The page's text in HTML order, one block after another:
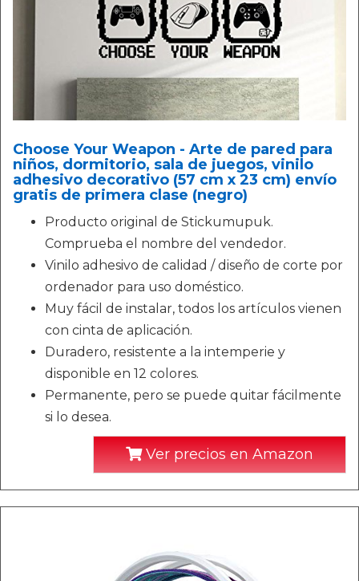
Choose Your Weapon - Arte de pared para
niños, dormitorio, sala de juegos, vinilo
adhesivo decorativo (57 cm x 23 cm) envío
gratis de primera clase (negro)
Producto original de Stickumupuk.
Comprueba el nombre del vendedor.
Vinilo adhesivo de calidad / diseño de corte por
ordenador para uso doméstico.
Muy fácil de instalar, todos los artículos vienen
con cinta de aplicación.
Duradero, resistente a la intemperie y
disponible en 12 colores.
Permanente, pero se puede quitar fácilmente
si lo desea.
Ver precios en Amazon